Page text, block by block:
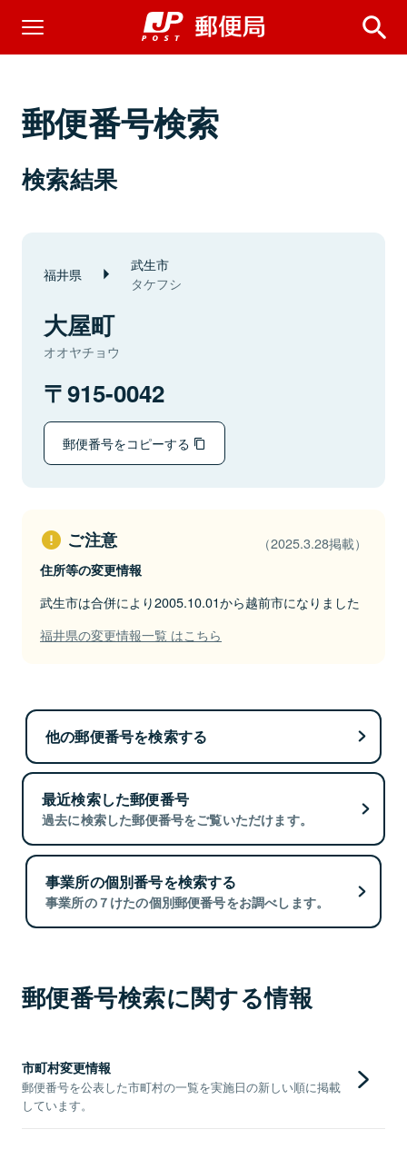
郵便番号検索
検索結果
福井県 武生市
タケフシ
大屋町
オオヤチョウ
915-0042
郵便番号をコピーする
ご注意 （2025.3.28掲載）
住所等の変更情報
武生市は合併により2005.10.01から越前市になりました
福井県の変更情報一覧 はこちら
他の郵便番号を検索する
最近検索した郵便番号
過去に検索した郵便番号をご覧いただけます。
事業所の個別番号を検索する
事業所の７けたの個別郵便番号をお調べします。
郵便番号検索に関する情報
市町村変更情報
郵便番号を公表した市町村の一覧を実施日の新しい順に掲載
しています。